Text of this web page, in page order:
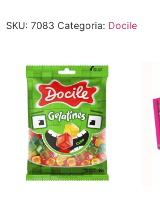
SKU: 7083 Categoria: Docile